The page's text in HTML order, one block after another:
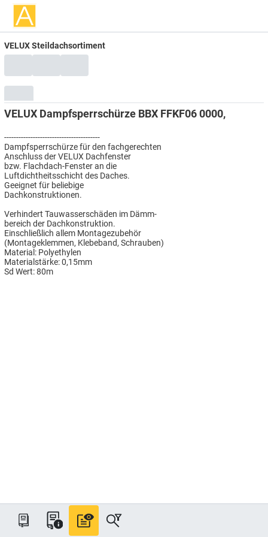
VELUX Steildachsortiment
VELUX Dampfsperrschürze BBX FFKF06 0000,
----------------------------------------
Dampfsperrschürze für den fachgerechten
Anschluss der VELUX Dachfenster
bzw. Flachdach-Fenster an die
Luftdichtheitsschicht des Daches.
Geeignet für beliebige
Dachkonstruktionen.
Verhindert Tauwasserschäden im Dämm-
bereich der Dachkonstruktion.
Einschließlich allem Montagezubehör
(Montageklemmen, Klebeband, Schrauben)
Material: Polyethylen
Materialstärke: 0,15mm
Sd Wert: 80m